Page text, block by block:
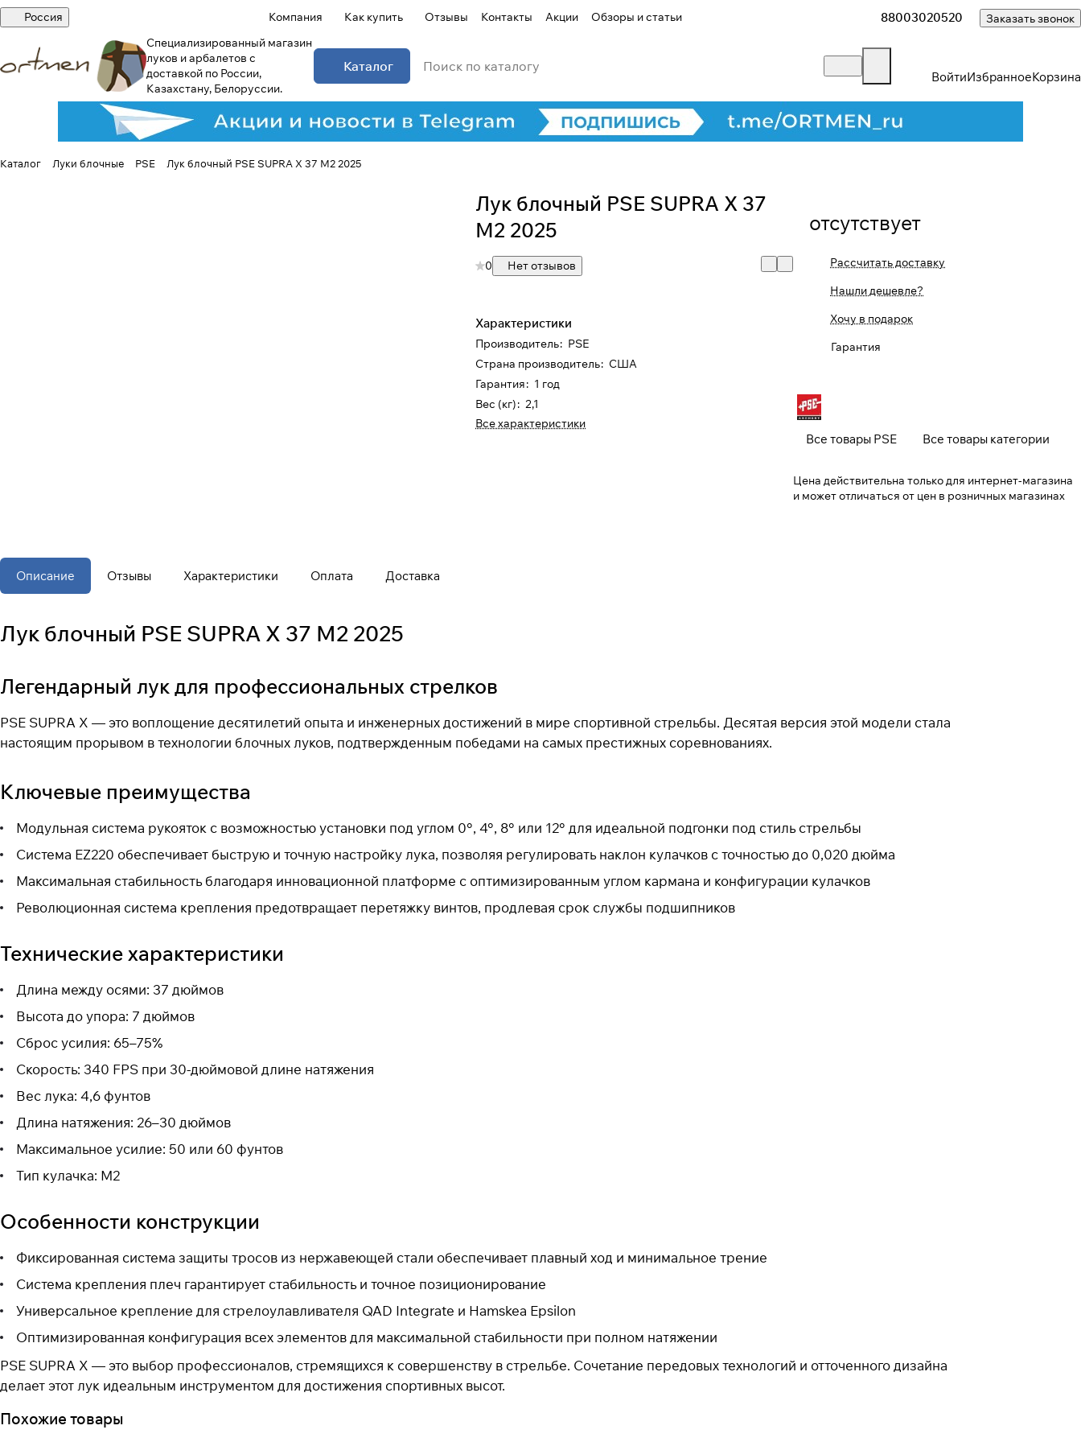
Россия Компания Как купить Отзывы Контакты Акции Обзоры и статьи 88003020520 Заказать звонок
Специализированный магазин
луков и арбалетов с
доставкой по России,
Казахстану, Белоруссии.
Каталог
ВойтиИзбранноеКорзина
Каталог Луки блочные PSE Лук блочный PSE SUPRA X 37 M2 2025
Лук блочный PSE SUPRA X 37
M2 2025
0 Нет отзывов
Характеристики
Производитель: PSE
Страна производитель: США
Гарантия: 1 год
Вес (кг): 2,1
Все характеристики
отсутствует
Рассчитать доставку
Нашли дешевле?
Хочу в подарок
Гарантия
Все товары PSE Все товары категории
Цена действительна только для интернет-магазина
и может отличаться от цен в розничных магазинах
Описание Отзывы Характеристики Оплата Доставка
Лук блочный PSE SUPRA X 37 M2 2025
Легендарный лук для профессиональных стрелков
PSE SUPRA X — это воплощение десятилетий опыта и инженерных достижений в мире спортивной стрельбы. Десятая версия этой модели стала
настоящим прорывом в технологии блочных луков, подтвержденным победами на самых престижных соревнованиях.
Ключевые преимущества
Модульная система рукояток с возможностью установки под углом 0°, 4°, 8° или 12° для идеальной подгонки под стиль стрельбы
Система EZ220 обеспечивает быструю и точную настройку лука, позволяя регулировать наклон кулачков с точностью до 0,020 дюйма
Максимальная стабильность благодаря инновационной платформе с оптимизированным углом кармана и конфигурации кулачков
Революционная система крепления предотвращает перетяжку винтов, продлевая срок службы подшипников
Технические характеристики
Длина между осями: 37 дюймов
Высота до упора: 7 дюймов
Сброс усилия: 65–75%
Скорость: 340 FPS при 30-дюймовой длине натяжения
Вес лука: 4,6 фунтов
Длина натяжения: 26–30 дюймов
Максимальное усилие: 50 или 60 фунтов
Тип кулачка: M2
Особенности конструкции
Фиксированная система защиты тросов из нержавеющей стали обеспечивает плавный ход и минимальное трение
Система крепления плеч гарантирует стабильность и точное позиционирование
Универсальное крепление для стрелоулавливателя QAD Integrate и Hamskea Epsilon
Оптимизированная конфигурация всех элементов для максимальной стабильности при полном натяжении
PSE SUPRA X — это выбор профессионалов, стремящихся к совершенству в стрельбе. Сочетание передовых технологий и отточенного дизайна
делает этот лук идеальным инструментом для достижения спортивных высот.
Похожие товары
Для клиентов всех банков
Сегодня
25%
* При оплате через
применяются.